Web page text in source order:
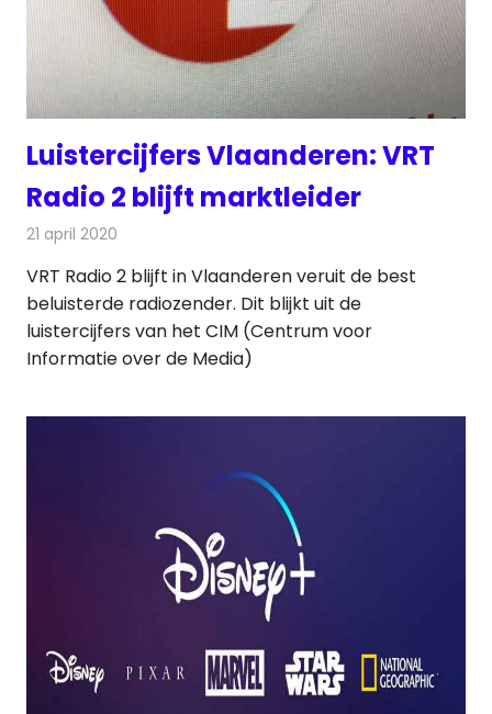
Luistercijfers Vlaanderen: VRT
Radio 2 blijft marktleider
21 april 2020
VRT Radio 2 blijft in Vlaanderen veruit de best
beluisterde radiozender. Dit blijkt uit de
luistercijfers van het CIM (Centrum voor
Informatie over de Media)